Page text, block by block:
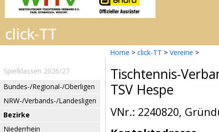
Home > click-TT > Vereine >
Spielklassen 2026/27
Bundes-/Regional-/Oberligen
NRW-/Verbands-/Landesligen
Bezirke
Niederrhein
Tischtennis-
TSV Hespe
VNr.: 2240820,